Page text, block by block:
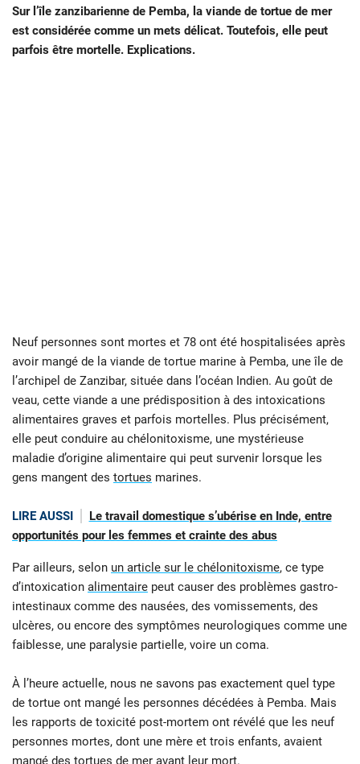
Sur l’île zanzibarienne de Pemba, la viande de tortue de mer
est considérée comme un mets délicat. Toutefois, elle peut
parfois être mortelle. Explications.
Neuf personnes sont mortes et 78 ont été hospitalisées après
avoir mangé de la viande de tortue marine à Pemba, une île de
l’archipel de Zanzibar, située dans l’océan Indien. Au goût de
veau, cette viande a une prédisposition à des intoxications
alimentaires graves et parfois mortelles. Plus précisément,
elle peut conduire au chélonitoxisme, une mystérieuse
maladie d’origine alimentaire qui peut survenir lorsque les
gens mangent des tortues marines.
LIRE AUSSI
Le travail domestique s’ubérise en Inde, entre
opportunités pour les femmes et crainte des abus
Par ailleurs, selon un article sur le chélonitoxisme, ce type
d’intoxication alimentaire peut causer des problèmes gastro-
intestinaux comme des nausées, des vomissements, des
ulcères, ou encore des symptômes neurologiques comme une
faiblesse, une paralysie partielle, voire un coma.
À l’heure actuelle, nous ne savons pas exactement quel type
de tortue ont mangé les personnes décédées à Pemba. Mais
les rapports de toxicité post-mortem ont révélé que les neuf
personnes mortes, dont une mère et trois enfants, avaient
mangé des tortues de mer avant leur mort.